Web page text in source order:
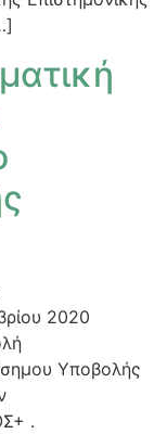
2020
Υποβολής
.